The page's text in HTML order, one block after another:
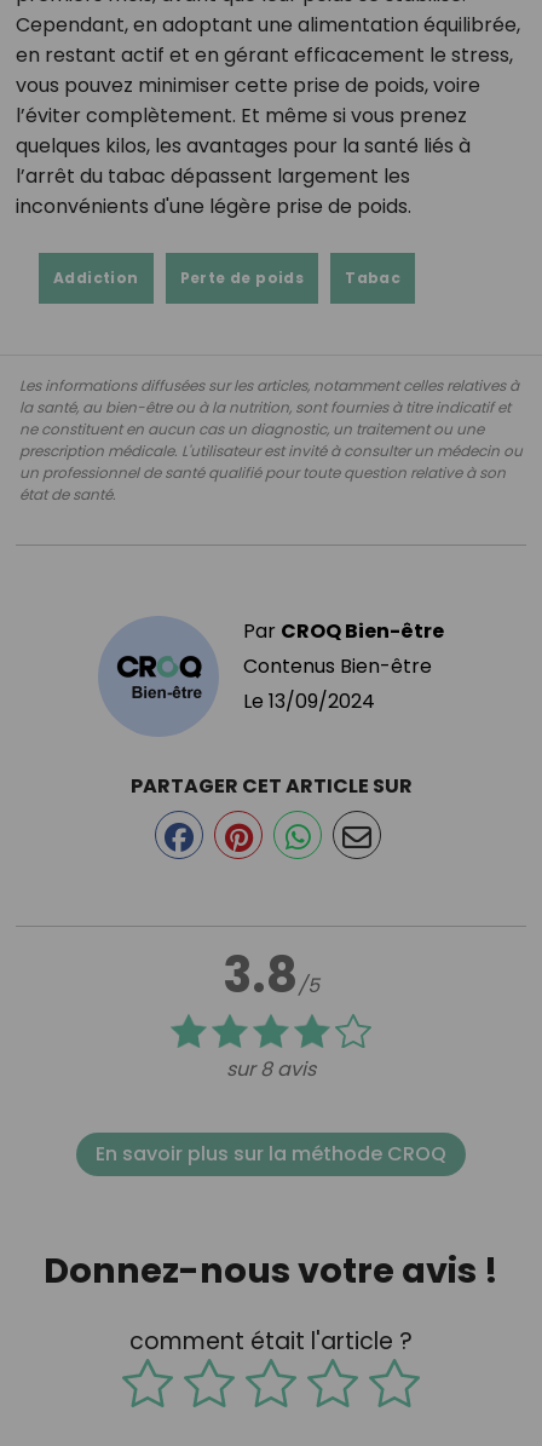
Cependant, en adoptant une alimentation équilibrée,
en restant actif et en gérant efficacement le stress,
vous pouvez minimiser cette prise de poids, voire
l’éviter complètement. Et même si vous prenez
quelques kilos, les avantages pour la santé liés à
l’arrêt du tabac dépassent largement les
inconvénients d'une légère prise de poids.
Addiction Perte de poids Tabac
Les informations diffusées sur les articles, notamment celles relatives à
la santé, au bien-être ou à la nutrition, sont fournies à titre indicatif et
ne constituent en aucun cas un diagnostic, un traitement ou une
prescription médicale. L'utilisateur est invité à consulter un médecin ou
un professionnel de santé qualifié pour toute question relative à son
état de santé.
Par CROQ Bien-être
Contenus Bien-être
Le 13/09/2024
3.8/5
sur 8 avis
PARTAGER CET ARTICLE SUR
En savoir plus sur la méthode CROQ
Donnez-nous votre avis !
comment était l'article ?